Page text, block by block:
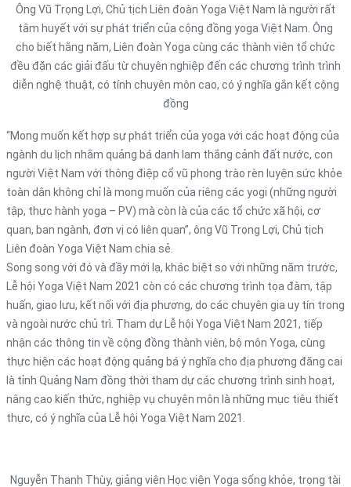
Ông Vũ Trọng Lợi, Chủ tịch Liên đoàn Yoga Việt Nam là người rất
tâm huyết với sự phát triển của cộng đồng yoga Việt Nam. Ông
cho biết hằng năm, Liên đoàn Yoga cùng các thành viên tổ chức
đều đặn các giải đấu từ chuyên nghiệp đến các chương trình trình
diễn nghệ thuật, có tính chuyên môn cao, có ý nghĩa gắn kết cộng
đồng
“Mong muốn kết hợp sự phát triển của yoga với các hoạt động của
ngành du lịch nhằm quảng bá danh lam thắng cảnh đất nước, con
người Việt Nam với thông điệp cổ vũ phong trào rèn luyện sức khỏe
toàn dân không chỉ là mong muốn của riêng các yogi (những người
tập, thực hành yoga – PV) mà còn là của các tổ chức xã hội, cơ
quan, ban ngành, đơn vị có liên quan”, ông Vũ Trọng Lợi, Chủ tịch
Liên đoàn Yoga Việt Nam chia sẻ.
Song song với đó và đầy mới lạ, khác biệt so với những năm trước,
Lễ hội Yoga Việt Nam 2021 còn có các chương trình tọa đàm, tập
huấn, giao lưu, kết nối với địa phương, do các chuyên gia uy tín trong
và ngoài nước chủ trì. Tham dự Lễ hội Yoga Việt Nam 2021, tiếp
nhận các thông tin về cộng đồng thành viên, bộ môn Yoga, cùng
thực hiện các hoạt động quảng bá ý nghĩa cho địa phương đăng cai
là tỉnh Quảng Nam đồng thời tham dự các chương trình sinh hoạt,
nâng cao kiến thức, nghiệp vụ chuyên môn là những mục tiêu thiết
thực, có ý nghĩa của Lễ hội Yoga Việt Nam 2021.
Nguyễn Thanh Thùy, giảng viên Học viện Yoga sống khỏe, trọng tài